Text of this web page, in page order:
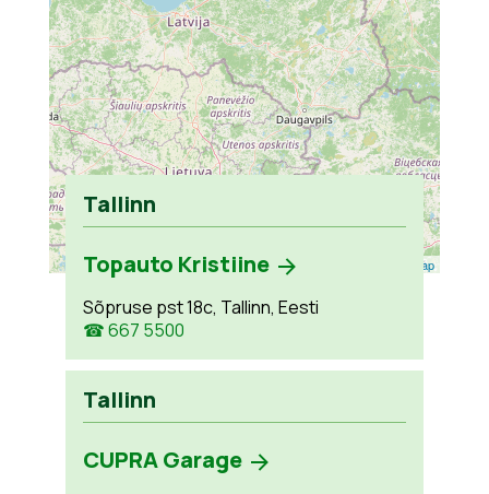
Leaflet OpenStreetMap
Tallinn
Topauto Kristiine
Sõpruse pst 18c, Tallinn, Eesti
☎ 667 5500
Tallinn
CUPRA Garage